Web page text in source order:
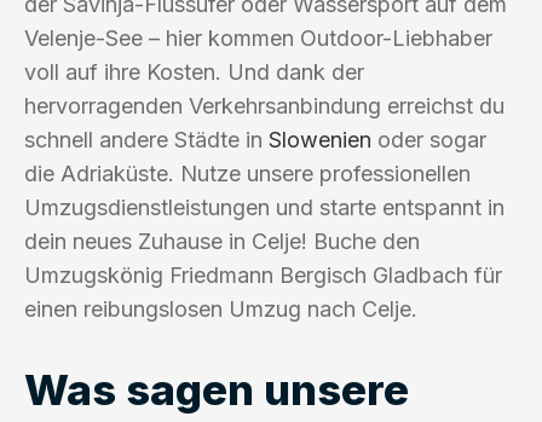
Velenje-See – hier kommen Outdoor-Liebhaber
voll auf ihre Kosten. Und dank der
hervorragenden Verkehrsanbindung erreichst du
schnell andere Städte in Slowenien oder sogar
die Adriaküste. Nutze unsere professionellen
Umzugsdienstleistungen und starte entspannt in
dein neues Zuhause in Celje! Buche den
Umzugskönig Friedmann Bergisch Gladbach für
einen reibungslosen Umzug nach Celje.
Was sagen unsere